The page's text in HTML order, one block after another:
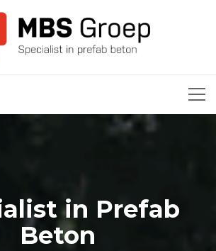
in Prefab
Beton